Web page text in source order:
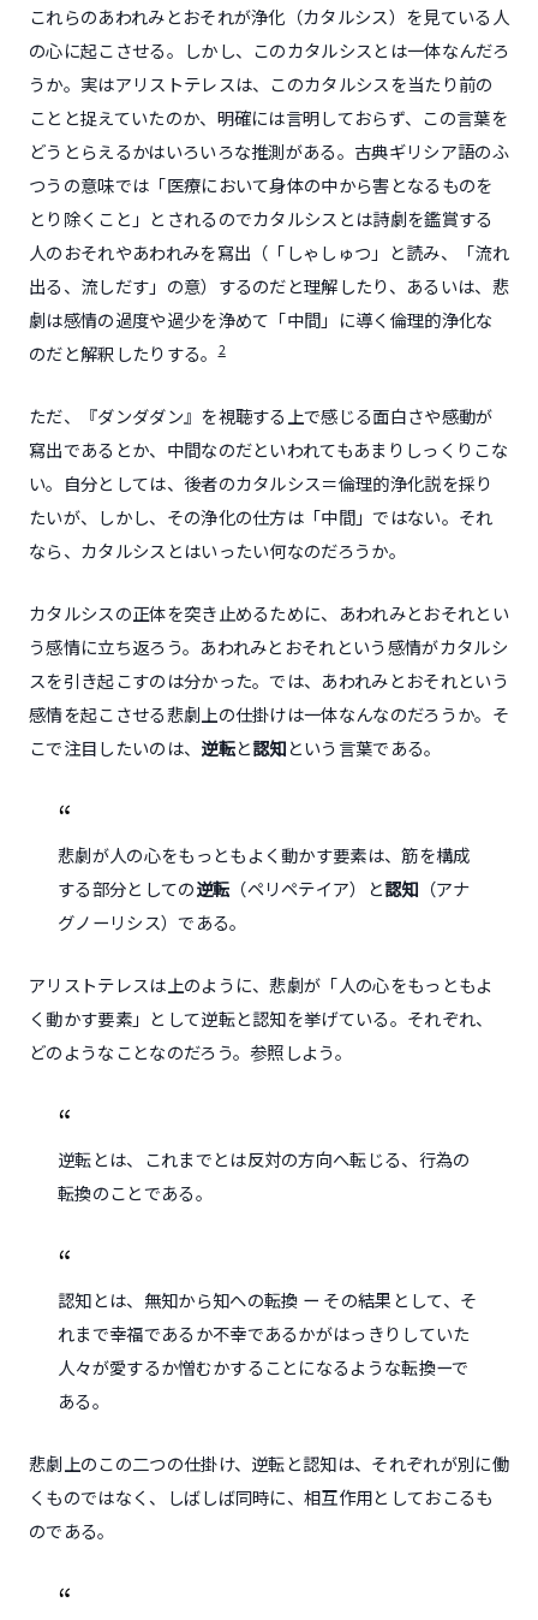
これらのあわれみとおそれが浄化（カタルシス）を見ている人
の心に起こさせる。しかし、このカタルシスとは一体なんだろ
うか。実はアリストテレスは、このカタルシスを当たり前の
ことと捉えていたのか、明確には言明しておらず、この言葉を
どうとらえるかはいろいろな推測がある。古典ギリシア語のふ
つうの意味では「医療において身体の中から害となるものを
とり除くこと」とされるのでカタルシスとは詩劇を鑑賞する
人のおそれやあわれみを寫出（「しゃしゅつ」と読み、「流れ
出る、流しだす」の意）するのだと理解したり、あるいは、悲
劇は感情の過度や過少を浄めて「中間」に導く倫理的浄化な
のだと解釈したりする。2
ただ、『ダンダダン』を視聴する上で感じる面白さや感動が
寫出であるとか、中間なのだといわれてもあまりしっくりこな
い。自分としては、後者のカタルシス＝倫理的浄化説を採り
たいが、しかし、その浄化の仕方は「中間」ではない。それ
なら、カタルシスとはいったい何なのだろうか。
カタルシスの正体を突き止めるために、あわれみとおそれとい
う感情に立ち返ろう。あわれみとおそれという感情がカタルシ
スを引き起こすのは分かった。では、あわれみとおそれという
感情を起こさせる悲劇上の仕掛けは一体なんなのだろうか。そ
こで注目したいのは、 逆転と認知という言葉である。
悲劇が人の心をもっともよく動かす要素は、筋を構成
する部分としての逆転 （ペリペテイア）と認知 （アナ
グノーリシス）である。
アリストテレスは上のように、悲劇が「人の心をもっともよ
く動かす要素」として逆転と認知を挙げている。それぞれ、
どのようなことなのだろう。参照しよう。
逆転とは、これまでとは反対の方向へ転じる、行為の
転換のことである。
認知とは、無知から知への転換 ー その結果として、そ
れまで幸福であるか不幸であるかがはっきりしていた
人々が愛するか憎むかすることになるような転換ーで
ある。
悲劇上のこの二つの仕掛け、逆転と認知は、それぞれが別に働
くものではなく、しばしば同時に、相互作用としておこるも
のである。